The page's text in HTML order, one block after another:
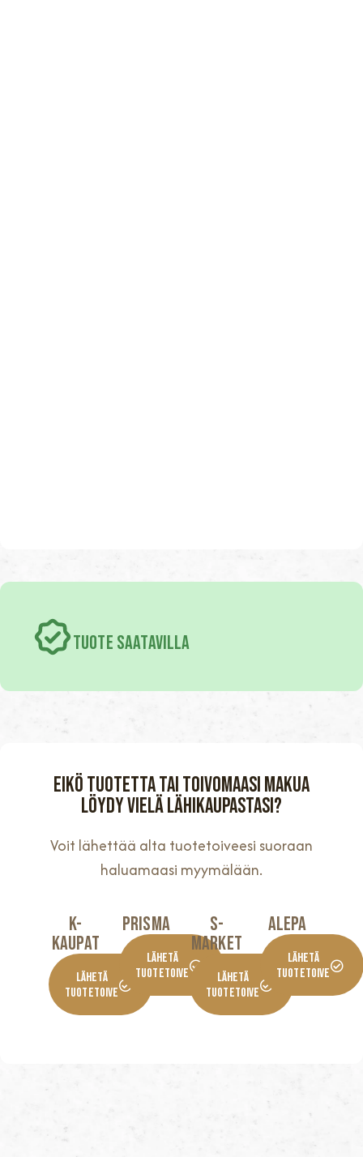
TUOTE SAATAVILLA
Eikö tuotetta tai toivomaasi makua
löydy vielä lähikaupastasi?
Voit lähettää alta tuotetoiveesi suoraan
haluamaasi myymälään.
K-
KaupaT
Lähetä
Tuotetoive
Prisma
Lähetä
Tuotetoive
S-
Market
Lähetä
Tuotetoive
Alepa
Lähetä
Tuotetoive